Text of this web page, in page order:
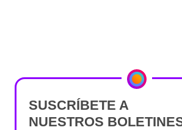
SUSCRÍBETE A
NUESTROS